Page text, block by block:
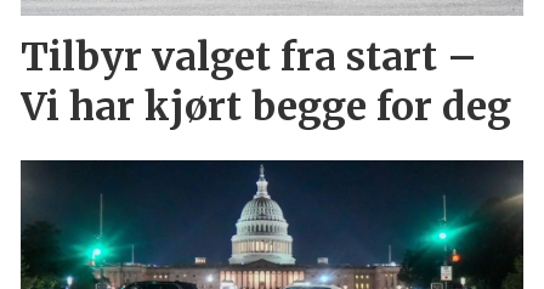
Tilbyr valget fra start –
Vi har kjørt begge for deg